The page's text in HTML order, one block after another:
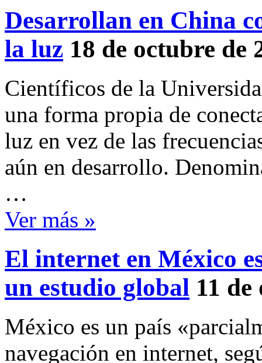
Desarrollan en China
la luz 18 de octubre de
Científicos de la
una forma propia de
luz en vez de las
aún en desarrollo.
…
Ver más »
El internet en México
un estudio global 11
México es un país
navegación en internet,